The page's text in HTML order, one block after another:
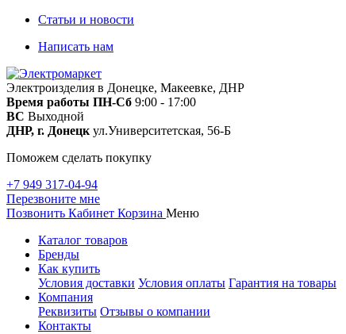
Статьи и новости
Написать нам
Электроизделия в Донецке, Макеевке, ДНР
Время работы ПН-Сб 9:00 - 17:00
ВС Выходной
ДНР, г. Донецк ул.Университетская, 56-Б
Поможем сделать покупку
+7 949 317-04-94
Перезвоните мне
Позвонить Кабинет Корзина Меню
Каталог товаров
Бренды
Как купить
Условия доставки Условия оплаты Гарантия на товары
Компания
Реквизиты Отзывы о компании
Контакты